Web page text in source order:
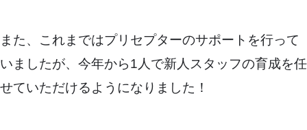
また、これまではプリセプターのサポートを行って
いましたが、今年から1人で新人スタッフの育成を任
せていただけるようになりました！